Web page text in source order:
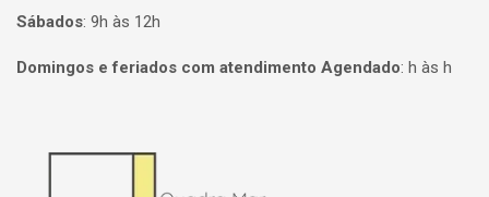
Sábados: 9h às 12h
Domingos e feriados com atendimento Agendado: h às h